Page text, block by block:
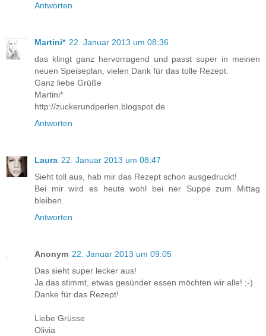
Antworten
Martini* 22. Januar 2013 um 08:36
das klingt ganz hervorragend und passt super in meinen
neuen Speiseplan, vielen Dank für das tolle Rezept.
Ganz liebe Grüße
Martini*
http://zuckerundperlen.blogspot.de
Antworten
Laura 22. Januar 2013 um 08:47
Sieht toll aus, hab mir das Rezept schon ausgedruckt!
Bei mir wird es heute wohl bei ner Suppe zum Mittag
bleiben.
Antworten
Anonym 22. Januar 2013 um 09:05
Das sieht super lecker aus!
Ja das stimmt, etwas gesünder essen möchten wir alle! ;-)
Danke für das Rezept!
Liebe Grüsse
Olivia